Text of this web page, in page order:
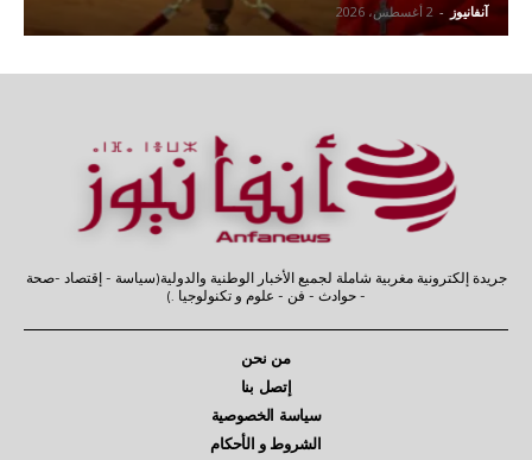
آنفانيوز - 2 أغسطس، 2026
جريدة إلكترونية مغربية شاملة لجميع الأخبار الوطنية والدولية(سياسة - إقتصاد -صحة
- حوادث - فن - علوم و تكنولوجيا .)
من نحن
إتصل بنا
سياسة الخصوصية
الشروط و الأحكام